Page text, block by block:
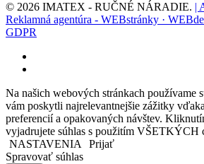
© 2026 IMATEX - RUČNÉ NÁRADIE. |
Reklamná agentúra - WEBstránky ·
GDPR
Na našich webových stránkach používame
vám poskytli najrelevantnejšie zážitky
preferencií a opakovaných návštev.
vyjadrujete súhlas s použitím VŠETKÝCH
NASTAVENIA Prijať
Spravovať súhlas